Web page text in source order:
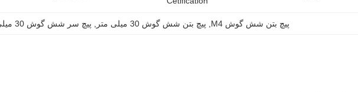
پیچ بتن شش گوش M4 پیچ بتن شش گوش 30 میلی متر پیچ سر شش گوش 30 میلی متر متر مربع